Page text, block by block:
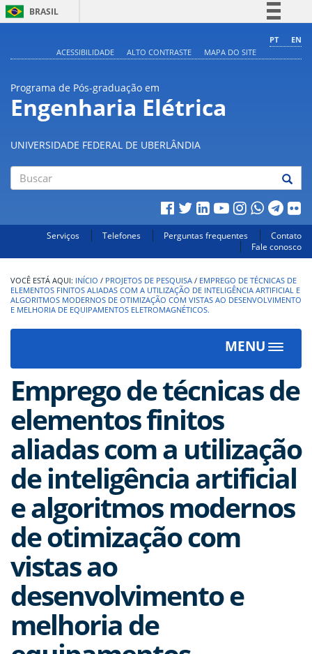
BRASIL
Comunica BR
Acesso à informação
Legislação
PT
EN
ACESSIBILIDADE
ALTO CONTRASTE MAPA DO SITE
Programa de Pós-graduação em
Engenharia Elétrica
UNIVERSIDADE FEDERAL DE UBERLÂNDIA
Serviços Telefones Perguntas frequentes
Contato
Fale conosco
INÍCIO / PROJETOS DE PESQUISA / EMPREGO DE TÉCNICAS DE
ELEMENTOS FINITOS ALIADAS COM A UTILIZAÇÃO DE INTELIGÊNCIA ARTIFICIAL E
ALGORITMOS MODERNOS DE OTIMIZAÇÃO COM VISTAS AO DESENVOLVIMENTO
E MELHORIA DE EQUIPAMENTOS ELETROMAGNÉTICOS.
MENU
Toggle
Emprego de técnicas de
elementos finitos
aliadas com a utilização
de inteligência artificial
e algoritmos modernos
de otimização com
vistas ao
desenvolvimento e
melhoria de